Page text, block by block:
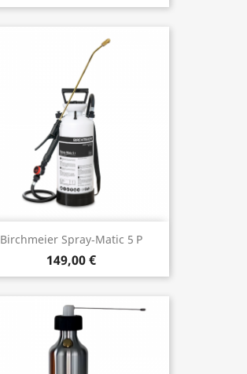
Birchmeier Spray‑Matic 5 P
149,00 €